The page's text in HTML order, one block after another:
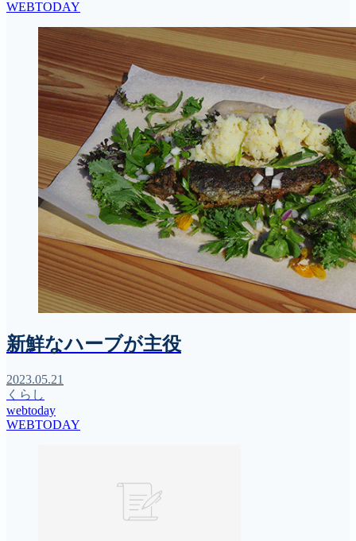
WEBTODAY
新鮮なハーブが主役
2023.05.21
くらし
webtoday
WEBTODAY